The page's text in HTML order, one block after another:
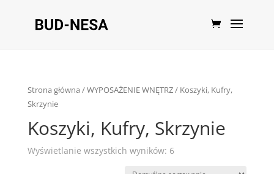
Strona główna /WYPOSAŻENIE WNĘTRZ/ Koszyki, Kufry,
Skrzynie
Koszyki, Kufry, Skrzynie
Wyświetlanie wszystkich wyników: 6